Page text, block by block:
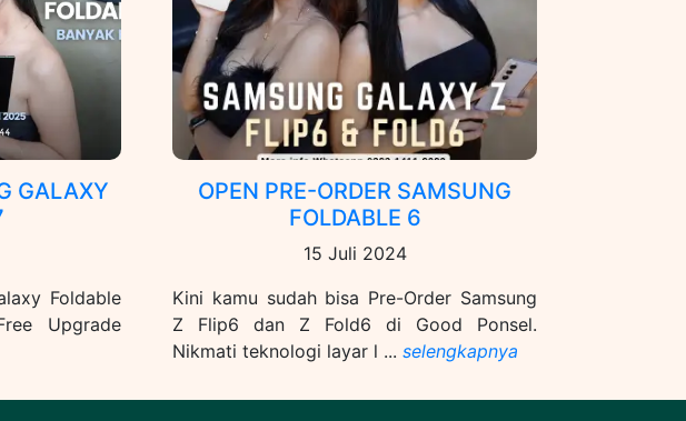
GALAXY
Foldable
Upgrade
OPEN PRE-ORDER SAMSUNG
FOLDABLE 6
15 Juli 2024
Kini kamu sudah bisa Pre-Order Samsung
Z Flip6 dan Z Fold6 di Good Ponsel.
Nikmati teknologi layar l ... selengkapnya